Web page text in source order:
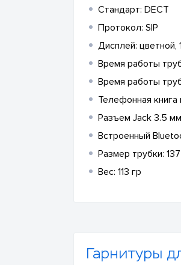
Стандарт: DECT
Протокол: SIP
Дисплей: цветной,
Время работы
Время работы
Телефонная
Разъем Jack 3.5
Встроенный
Размер трубки:
Вес: 113 гр
Гарнитуры